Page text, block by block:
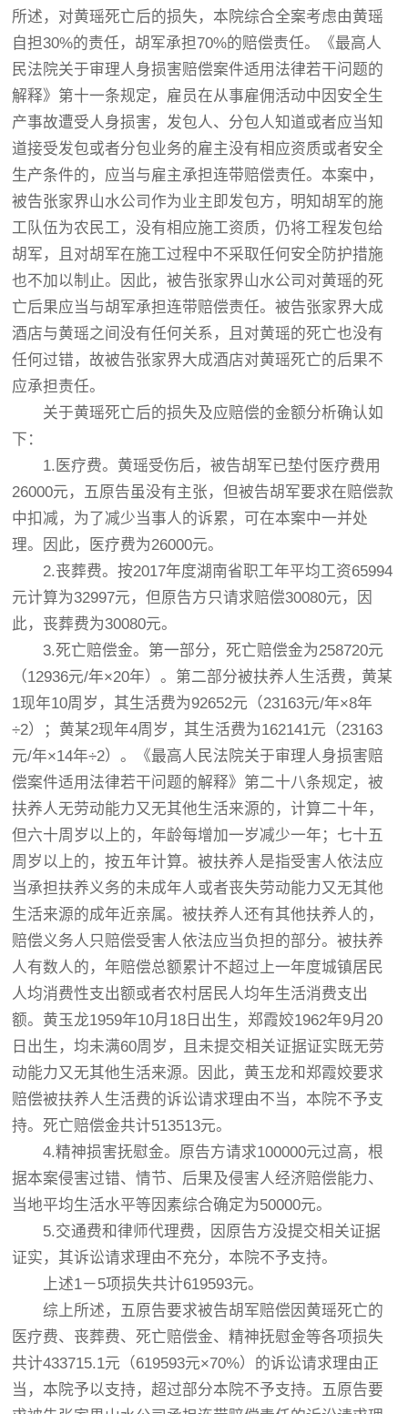
所述，对黄瑶死亡后的损失，本院综合全案考虑由黄瑶
自担30%的责任，胡军承担70%的赔偿责任。《最高人
民法院关于审理人身损害赔偿案件适用法律若干问题的
解释》第十一条规定，雇员在从事雇佣活动中因安全生
产事故遭受人身损害，发包人、分包人知道或者应当知
道接受发包或者分包业务的雇主没有相应资质或者安全
生产条件的，应当与雇主承担连带赔偿责任。本案中，
被告张家界山水公司作为业主即发包方，明知胡军的施
工队伍为农民工，没有相应施工资质，仍将工程发包给
胡军，且对胡军在施工过程中不采取任何安全防护措施
也不加以制止。因此，被告张家界山水公司对黄瑶的死
亡后果应当与胡军承担连带赔偿责任。被告张家界大成
酒店与黄瑶之间没有任何关系，且对黄瑶的死亡也没有
任何过错，故被告张家界大成酒店对黄瑶死亡的后果不
应承担责任。
关于黄瑶死亡后的损失及应赔偿的金额分析确认如
下：
1.医疗费。黄瑶受伤后，被告胡军已垫付医疗费用
26000元，五原告虽没有主张，但被告胡军要求在赔偿款
中扣减，为了减少当事人的诉累，可在本案中一并处
理。因此，医疗费为26000元。
2.丧葬费。按2017年度湖南省职工年平均工资65994
元计算为32997元，但原告方只请求赔偿30080元，因
此，丧葬费为30080元。
3.死亡赔偿金。第一部分，死亡赔偿金为258720元
（12936元/年×20年）。第二部分被扶养人生活费，黄某
1现年10周岁，其生活费为92652元（23163元/年×8年
÷2）；黄某2现年4周岁，其生活费为162141元（23163
元/年×14年÷2）。《最高人民法院关于审理人身损害赔
偿案件适用法律若干问题的解释》第二十八条规定，被
扶养人无劳动能力又无其他生活来源的，计算二十年，
但六十周岁以上的，年龄每增加一岁减少一年；七十五
周岁以上的，按五年计算。被扶养人是指受害人依法应
当承担扶养义务的未成年人或者丧失劳动能力又无其他
生活来源的成年近亲属。被扶养人还有其他扶养人的，
赔偿义务人只赔偿受害人依法应当负担的部分。被扶养
人有数人的，年赔偿总额累计不超过上一年度城镇居民
人均消费性支出额或者农村居民人均年生活消费支出
额。黄玉龙1959年10月18日出生，郑霞姣1962年9月20
日出生，均未满60周岁，且未提交相关证据证实既无劳
动能力又无其他生活来源。因此，黄玉龙和郑霞姣要求
赔偿被扶养人生活费的诉讼请求理由不当，本院不予支
持。死亡赔偿金共计513513元。
4.精神损害抚慰金。原告方请求100000元过高，根
据本案侵害过错、情节、后果及侵害人经济赔偿能力、
当地平均生活水平等因素综合确定为50000元。
5.交通费和律师代理费，因原告方没提交相关证据
证实，其诉讼请求理由不充分，本院不予支持。
上述1－5项损失共计619593元。
综上所述，五原告要求被告胡军赔偿因黄瑶死亡的
医疗费、丧葬费、死亡赔偿金、精神抚慰金等各项损失
共计433715.1元（619593元×70%）的诉讼请求理由正
当，本院予以支持，超过部分本院不予支持。五原告要